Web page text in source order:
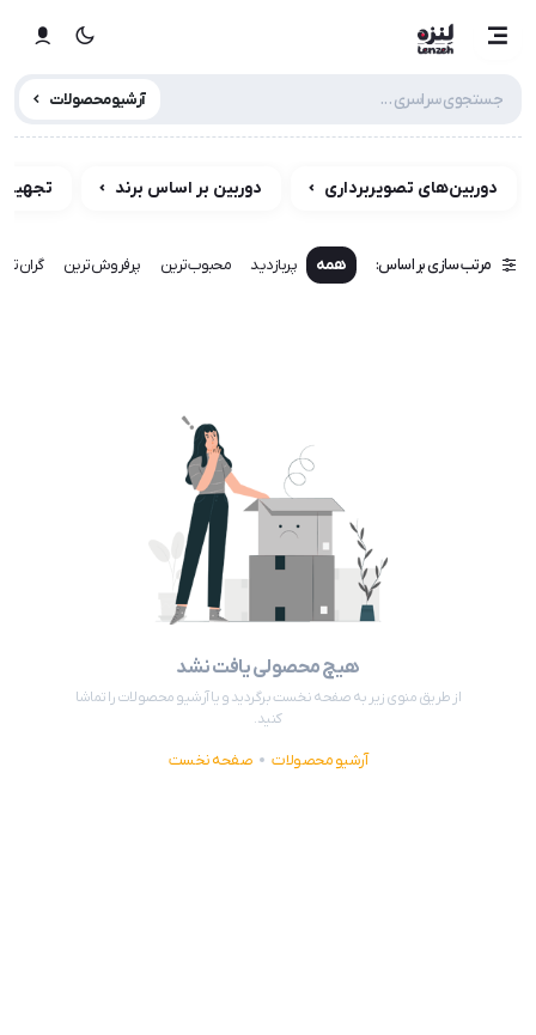
آرشیو محصولات
دوربین‌های تصویربرداری دوربین بر اساس برند
مرتب سازی بر اساس: همه پربازدید محبوب‌ترین پرفروش‌ترین
هیچ محصولی یافت نشد
از طریق منوی زیر به صفحه نخست برگردید و یا آرشیو محصولات را تماشا
کنید.
آرشیو محصولات صفحه نخست